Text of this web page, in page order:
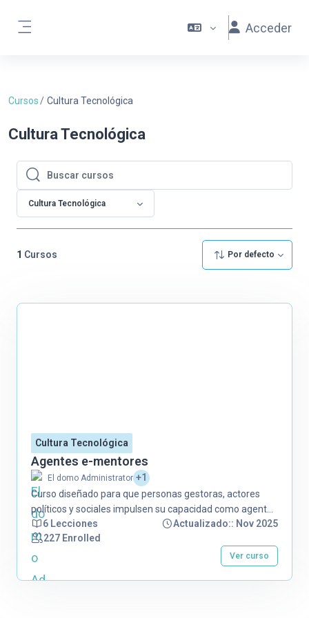
Acceder
Cursos Cultura Tecnológica
Cultura Tecnológica
Buscar cursos
Buscar cursos
Cultura Tecnológica
1 Cursos Por defecto
Cultura Tecnológica
Agentes e-mentores
El domo Administrator +1
Curso diseñado para que personas gestoras, actores
políticos y sociales impulsen su capacidad como agentes
de cambio para la prevención y respuesta del abuso y la
explotación sexual en línea.
6 Lecciones
Actualizado:: Nov 2025
227 Enrolled
Ver curso